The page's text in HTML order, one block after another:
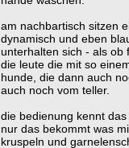
am nachbartisch sitzen
dynamisch und eben
unterhalten sich - als ob
die leute die mit so
hunde, die dann auch
auch noch vom teller.
die bedienung kennt
nur das bekommt was
kruspeln und